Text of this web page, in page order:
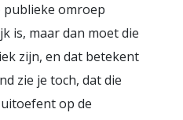
publieke omroep
is, maar dan moet die
zijn, en dat betekent
zie je toch, dat die
op de